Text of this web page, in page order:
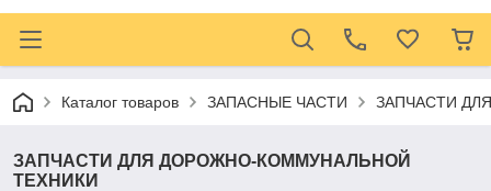
Каталог товаров ЗАПАСНЫЕ ЧАСТИ ЗАПЧАСТИ
ЗАПЧАСТИ ДЛЯ ДОРОЖНО-КОММУНАЛЬНОЙ
ТЕХНИКИ